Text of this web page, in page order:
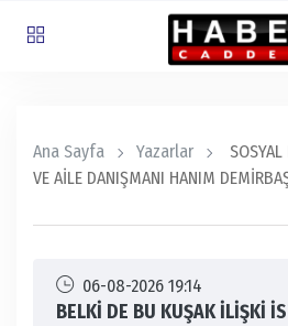
Ana Sayfa Yazarlar
SOSYAL
VE AİLE DANIŞMANI HANIM
06-08-2026 19:14
BELKİ DE BU KUŞAK İLİŞKİ